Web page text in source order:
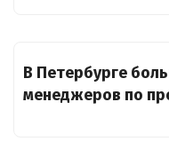
В Петербурге
менеджеров по